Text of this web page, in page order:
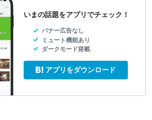
いまの話題をアプリでチェック！
バナー広告なし
ミュート機能あり
ダークモード搭載
アプリをダウンロード